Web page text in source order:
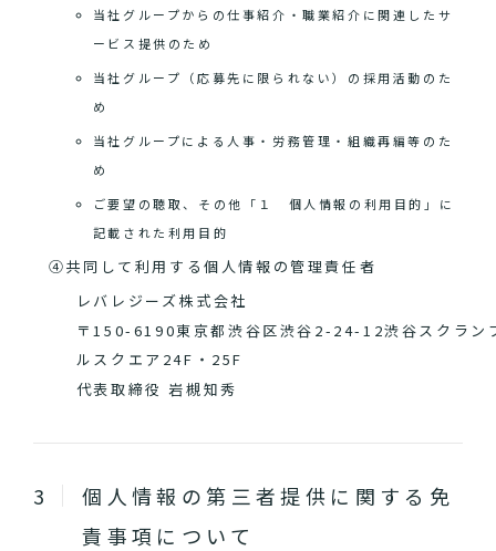
当社グループからの仕事紹介・職業紹介に関連したサ
ービス提供のため
当社グループ（応募先に限られない）の採用活動のた
め
当社グループによる人事・労務管理・組織再編等のた
め
ご要望の聴取、その他「１ 個人情報の利用目的」に
記載された利用目的
④共同して利用する個人情報の管理責任者
レバレジーズ株式会社
〒150-6190東京都渋谷区渋谷2-24-12渋谷スクラン
ルスクエア24F・25F
代表取締役 岩槻知秀
個人情報の第三者提供に関する免
責事項について